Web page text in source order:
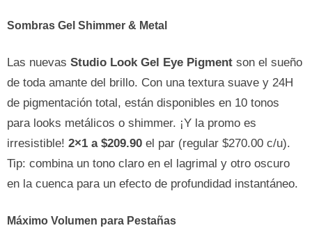
Sombras Gel Shimmer & Metal
Las nuevas Studio Look Gel Eye Pigment son el sueño
de toda amante del brillo. Con una textura suave y 24H
de pigmentación total, están disponibles en 10 tonos
para looks metálicos o shimmer. ¡Y la promo es
irresistible! 2×1 a $209.90 el par (regular $270.00 c/u).
Tip: combina un tono claro en el lagrimal y otro oscuro
en la cuenca para un efecto de profundidad instantáneo.
Máximo Volumen para Pestañas